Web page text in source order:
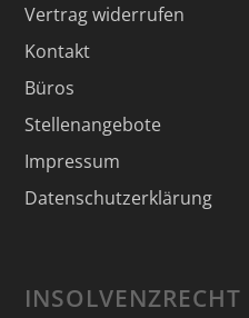
Vertrag widerrufen
Kontakt
Büros
Stellenangebote
Impressum
Datenschutzerklärung
INSOLVENZRECHT